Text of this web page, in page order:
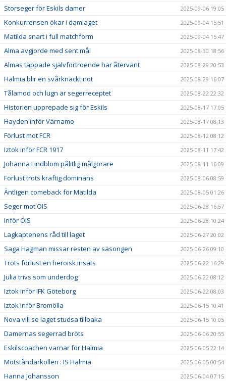
Storseger för Eskils damer 2025-09-06 19:05
Konkurrensen ökar i damlaget 2025-09-04 15:51
Matilda snart i full matchform 2025-09-04 15:47
Alma avgjorde med sent mål 2025-08-30 18:56
Almas tappade självförtroende har återvänt 2025-08-29 20:53
Halmia blir en svårknäckt nöt 2025-08-29 16:07
Tålamod och lugn är segerreceptet 2025-08-22 22:32
Historien upprepade sig för Eskils 2025-08-17 17:05
Hayden inför Värnamo 2025-08-17 08:13
Förlust mot FCR 2025-08-12 08:12
Iztok inför FCR 1917 2025-08-11 17:42
Johanna Lindblom pålitlig målgörare 2025-08-11 16:09
Förlust trots kraftig dominans 2025-08-06 08:59
Äntligen comeback för Matilda 2025-08-05 01:26
Seger mot ÖIS 2025-06-28 16:57
Inför ÖIS 2025-06-28 10:24
Lagkaptenens råd till laget 2025-06-27 20:02
Saga Hagman missar resten av säsongen 2025-06-26 09:10
Trots förlust en heroisk insats 2025-06-22 16:29
Julia trivs som underdog 2025-06-22 08:12
Iztok inför IFK Göteborg 2025-06-22 08:03
Iztok inför Bromölla 2025-06-15 10:41
Nova vill se laget studsa tillbaka 2025-06-15 10:05
Damernas segerrad bröts 2025-06-06 20:55
Eskilscoachen varnar för Halmia 2025-06-05 22:14
Motståndarkollen : IS Halmia 2025-06-05 00:54
Hanna Johansson 2025-06-04 07:15